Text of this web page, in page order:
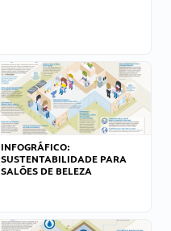
INFOGRÁFICO:
SUSTENTABILIDADE PARA
SALÕES DE BELEZA